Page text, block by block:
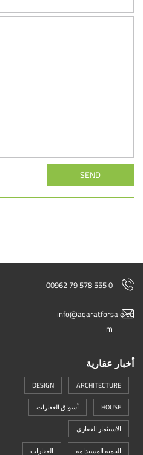
SEND
00962 79 578 555 0
info@aqaratforsale.co
m
أخبار عقارية
ARCHITECTURE
DESIGN
HOUSE
أسواق العقارات
الاستثمار العقاري
التنمية المستدامة
العقارات